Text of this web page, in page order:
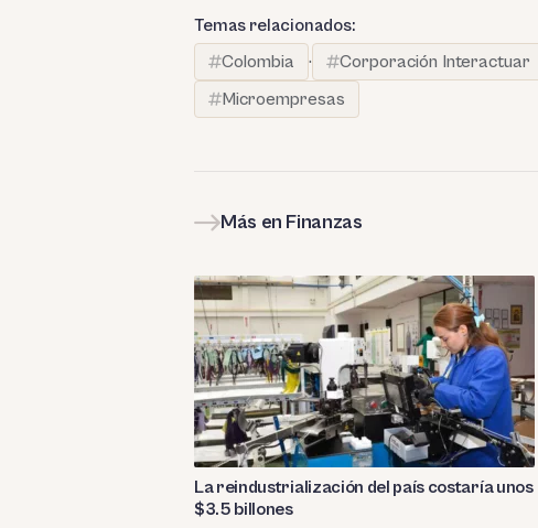
Temas relacionados:
Colombia
· Corporación Interactuar
Microempresas
Más en Finanzas
La reindustrialización del país costaría unos
$3.5 billones